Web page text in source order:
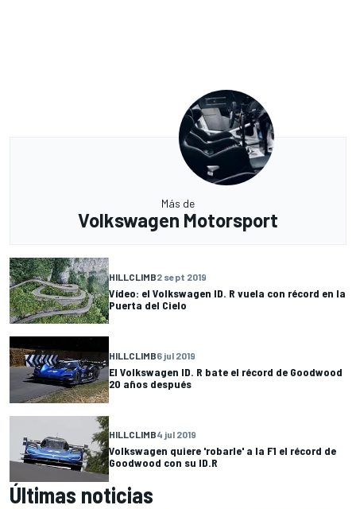
Más de
Volkswagen Motorsport
HILLCLIMB2 sept 2019
Vídeo: el Volkswagen ID. R vuela con récord en la
Puerta del Cielo
HILLCLIMB6 jul 2019
El Volkswagen ID. R bate el récord de Goodwood
20 años después
HILLCLIMB4 jul 2019
Volkswagen quiere 'robarle' a la F1 el récord de
Goodwood con su ID.R
Últimas noticias